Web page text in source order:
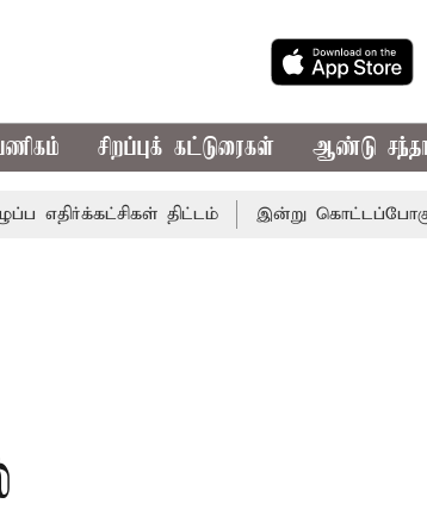
சிறப்புக் கட்டுரைகள் ஆண்டு
திட்டம் இன்று கொட்டப்போகும்